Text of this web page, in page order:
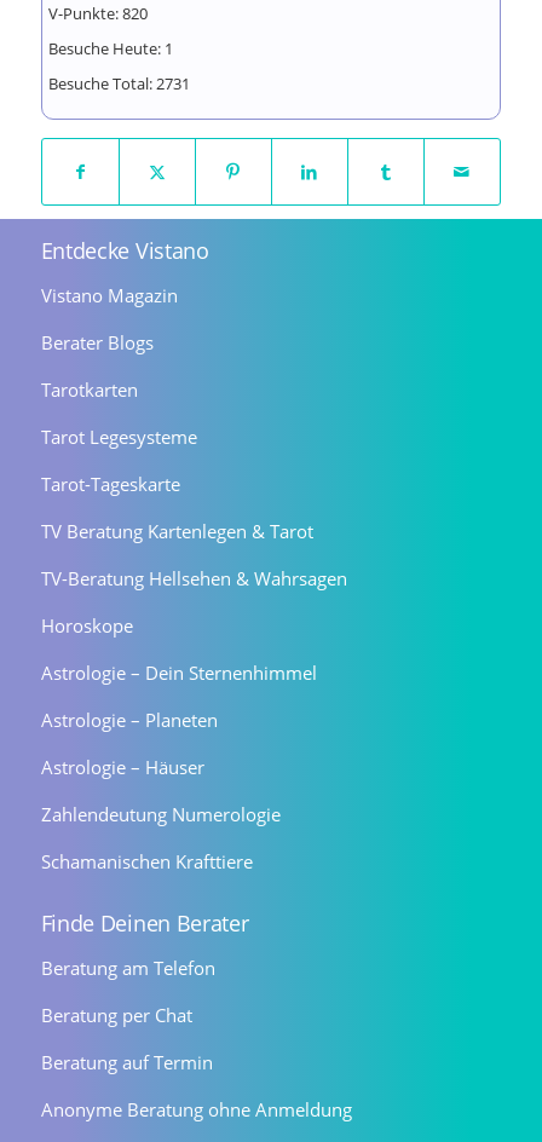
V-Punkte:820
Besuche Heute: 1
Besuche Total:2731
Entdecke Vistano
Vistano Magazin
Berater Blogs
Tarotkarten
Tarot Legesysteme
Tarot-Tageskarte
TV Beratung Kartenlegen & Tarot
TV-Beratung Hellsehen & Wahrsagen
Horoskope
Astrologie – Dein Sternenhimmel
Astrologie – Planeten
Astrologie – Häuser
Zahlendeutung Numerologie
Schamanischen Krafttiere
Finde Deinen Berater
Beratung am Telefon
Beratung per Chat
Beratung auf Termin
Anonyme Beratung ohne Anmeldung